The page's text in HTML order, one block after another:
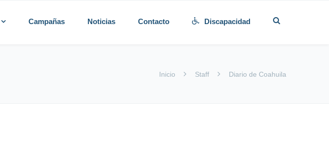
Campañas Noticias Contacto Discapacidad
Inicio Staff Diario de Coahuila